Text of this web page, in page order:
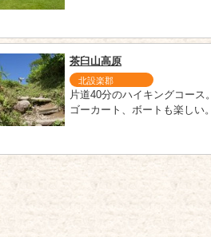
茶臼山高原
北設楽郡
片道40分のハイキングコース。
ゴーカート、ボートも楽しい。